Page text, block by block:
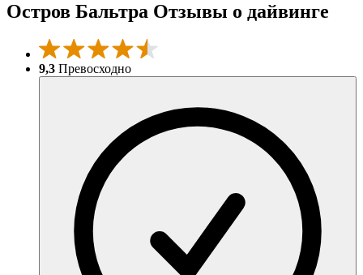
Остров Бальтра Отзывы о дайвинге
9,3 Превосходно